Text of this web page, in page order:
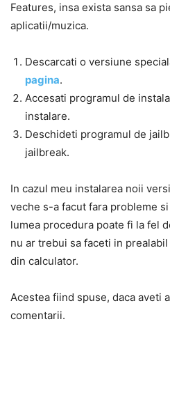
Features, insa exista sansa sa
aplicatii/muzica.
Descarcati o versiune
pagina.
Accesati programul de
instalare.
Deschideti programul de
jailbreak.
In cazul meu instalarea noii
veche s-a facut fara probleme
lumea procedura poate fi la fel
nu ar trebui sa faceti in
din calculator.
Acestea fiind spuse, daca aveti
comentarii.